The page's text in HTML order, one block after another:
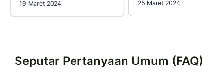
19 Maret 2024 25 Maret 2024
Seputar Pertanyaan Umum (FAQ)